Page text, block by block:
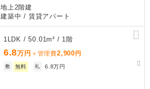
地上2階建
建築中 / 賃貸アパート
1LDK / 50.01m² / 1階
6.8万円 ＋管理費2,900 円
敷 無料 礼 6.8万円